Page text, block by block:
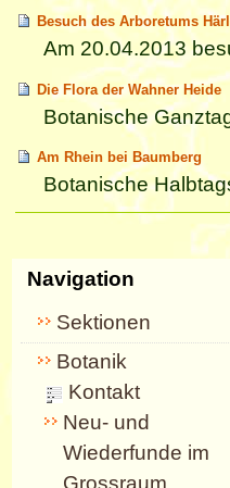
Besuch des Arboretums
Am 20.04.2013
Die Flora der Wahner Heide
Botanische
Am Rhein bei Baumberg
Botanische
Navigation
Sektionen
Botanik
Kontakt
Neu- und
Wiederfunde im
Grossraum